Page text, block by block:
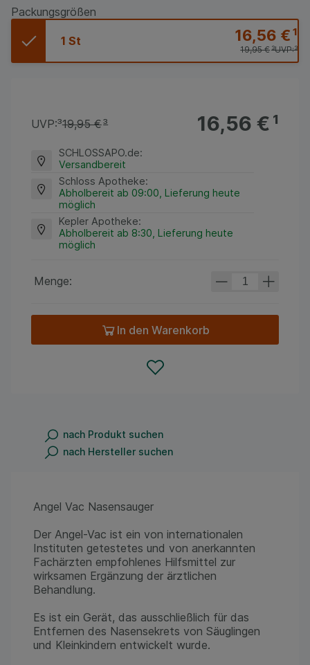
Packungsgrößen
1 St 16,56 €¹
UVP:³
19,95 €³
16,56 €¹
UVP:³19,95 €³
SCHLOSSAPO.de:
Versandbereit
Schloss Apotheke:
Abholbereit ab 09:00, Lieferung heute
möglich
Kepler Apotheke:
Abholbereit ab 8:30, Lieferung heute
möglich
Menge:
In den Warenkorb
nach Produkt suchen
nach Hersteller suchen
Angel Vac Nasensauger
Der Angel-Vac ist ein von internationalen
Instituten getestetes und von anerkannten
Fachärzten empfohlenes Hilfsmittel zur
wirksamen Ergänzung der ärztlichen
Behandlung.
Es ist ein Gerät, das ausschließlich für das
Entfernen des Nasensekrets von Säuglingen
und Kleinkindern entwickelt wurde.